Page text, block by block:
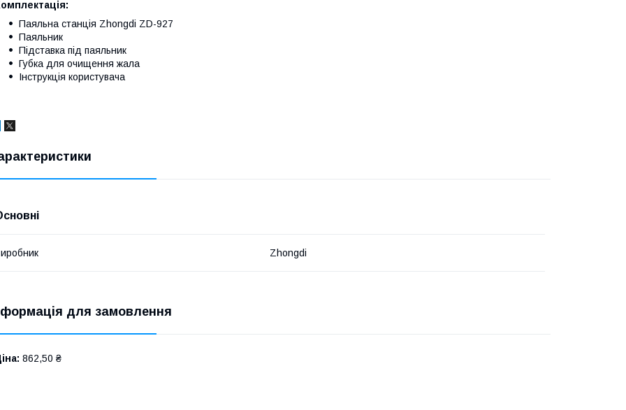
Паяльна станція Zhongdi ZD-927
Паяльник
Підставка під паяльник
Губка для очищення жала
Інструкція користувача
Zhongdi
для замовлення
862,50 ₴